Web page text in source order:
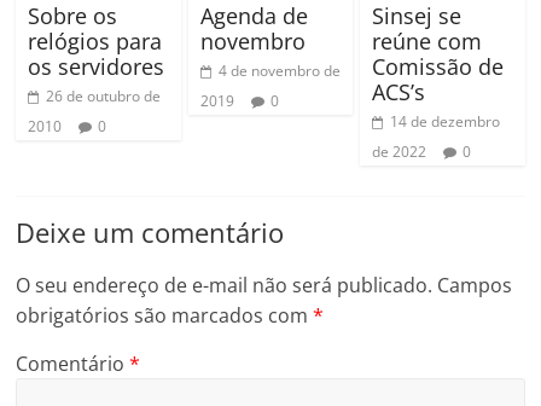
Sobre os
relógios para
os servidores
26 de outubro de
2010
0
Agenda de
novembro
4 de novembro de
2019
0
Sinsej se
reúne com
Comissão de
ACS’s
14 de dezembro
de 2022
0
Deixe um comentário
O seu endereço de e-mail não será publicado. Campos
obrigatórios são marcados com*
Comentário*